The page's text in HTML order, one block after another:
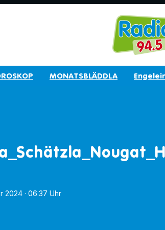
MONATSBLÄDDLA
2024 · 06:37 Uhr